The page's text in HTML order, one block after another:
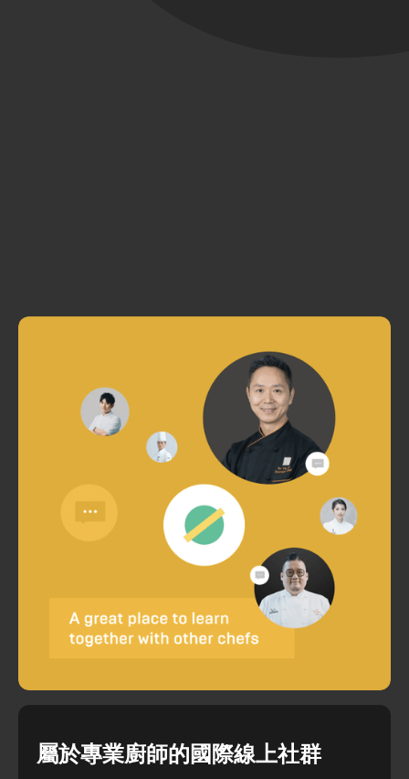
屬於專業廚師的國際線上社群